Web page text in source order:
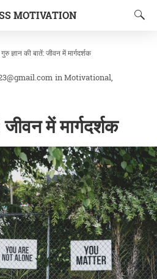
MOTIVATION
गुरु ज्ञान की बातें: जीवन में मार्गदर्शक
inMotivational
में मार्गदर्शक